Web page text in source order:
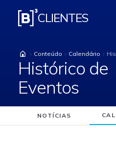
Histórico
CLIENTES
Conteúdo Calendário
Histórico de
Eventos
NOTÍCIAS